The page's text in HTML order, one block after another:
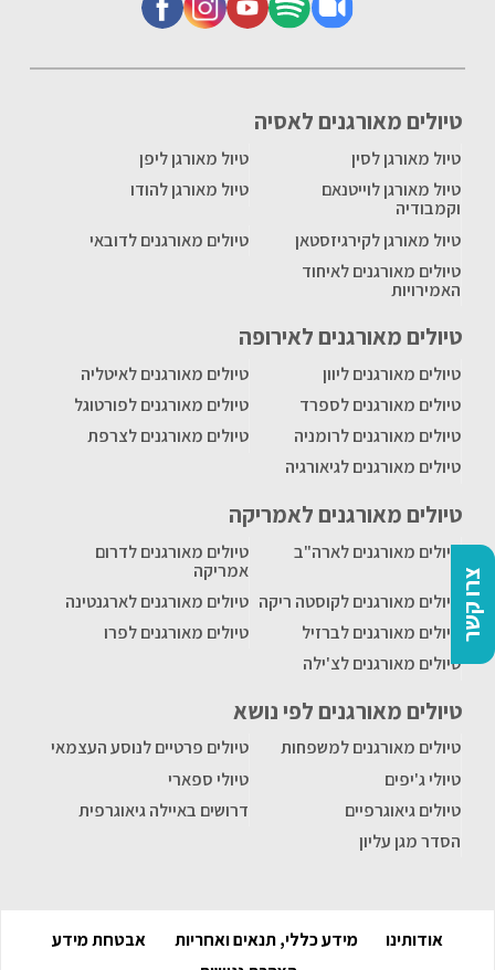
צרו קשר
טיולים מאורגנים לאסיה
טיול מאורגן לסין
טיול מאורגן ליפן
טיול מאורגן לוייטנאם
וקמבודיה
טיול מאורגן להודו
טיול מאורגן לקירגיזסטאן
טיולים מאורגנים לדובאי
טיולים מאורגנים לאיחוד
האמירויות
טיולים מאורגנים לאירופה
טיולים מאורגנים ליוון
טיולים מאורגנים לאיטליה
טיולים מאורגנים לספרד
טיולים מאורגנים לפורטוגל
טיולים מאורגנים לרומניה
טיולים מאורגנים לצרפת
טיולים מאורגנים לגיאורגיה
טיולים מאורגנים לאמריקה
טיולים מאורגנים לארה"ב
טיולים מאורגנים לדרום
אמריקה
טיולים מאורגנים לקוסטה ריקה טיולים מאורגנים לארגנטינה
טיולים מאורגנים לברזיל
טיולים מאורגנים לפרו
טיולים מאורגנים לצ'ילה
טיולים מאורגנים לפי נושא
טיולים מאורגנים למשפחות
טיולים פרטיים לנוסע העצמאי
טיולי ג'יפים
טיולי ספארי
טיולים גיאוגרפיים
דרושים באיילה גיאוגרפית
הסדר מגן עליון
אודותינו מידע כללי, תנאים ואחריות
אבטחת מידע